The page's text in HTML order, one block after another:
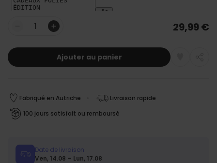
Quantité 29,99 €
Ajouter au panier
Fabriqué en Autriche
Livraison rapide
100 jours satisfait ou remboursé
Date de livraison
Ven, 14.08 – Lun, 17.08